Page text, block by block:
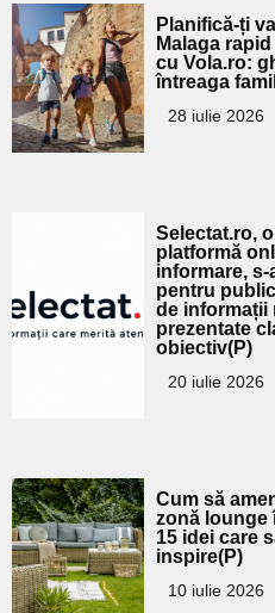
Adaugă
aici textul
pentru
subtitlu
Planifică-ți
Malaga
cu Vola.ro:
întreaga
28 iulie 2026
subtitlu
Selectat.ro,
platformă
informare, s-
pentru
de informații
prezentate
obiectiv(P)
20 iulie 2026
Adaugă
aici textul
pentru
subtitlu
Cum să
zonă lounge
15 idei care
inspire(P)
10 iulie 2026